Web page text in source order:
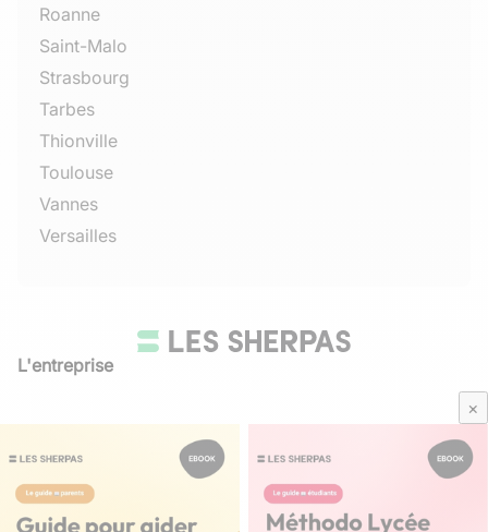
×
Roanne
Saint-Malo
Strasbourg
Tarbes
Thionville
Toulouse
Vannes
Versailles
L'entreprise
Média Parents
Mentions légales